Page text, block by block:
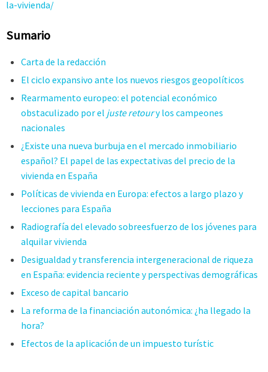
la-vivienda/
Sumario
Carta de la redacción
El ciclo expansivo ante los nuevos riesgos geopolíticos
Rearmamento europeo: el potencial económico
obstaculizado por el juste retoury los campeones
nacionales
¿Existe una nueva burbuja en el mercado inmobiliario
español? El papel de las expectativas del precio de la
vivienda en España
Políticas de vivienda en Europa: efectos a largo plazo y
lecciones para España
Radiografía del elevado sobreesfuerzo de los jóvenes para
alquilar vivienda
Desigualdad y transferencia intergeneracional de riqueza
en España: evidencia reciente y perspectivas demográficas
Exceso de capital bancario
La reforma de la financiación autonómica: ¿ha llegado la
hora?
Efectos de la aplicación de un impuesto turístic